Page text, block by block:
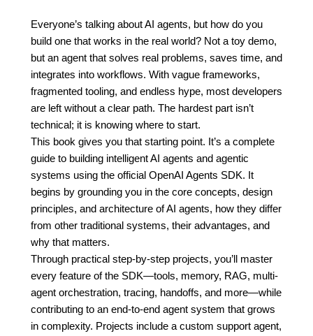
Everyone’s talking about AI agents, but how do you
build one that works in the real world? Not a toy demo,
but an agent that solves real problems, saves time, and
integrates into workflows. With vague frameworks,
fragmented tooling, and endless hype, most developers
are left without a clear path. The hardest part isn’t
technical; it is knowing where to start.
This book gives you that starting point. It’s a complete
guide to building intelligent AI agents and agentic
systems using the official OpenAI Agents SDK. It
begins by grounding you in the core concepts, design
principles, and architecture of AI agents, how they differ
from other traditional systems, their advantages, and
why that matters.
Through practical step-by-step projects, you’ll master
every feature of the SDK—tools, memory, RAG, multi-
agent orchestration, tracing, handoffs, and more—while
contributing to an end-to-end agent system that grows
in complexity. Projects include a custom support agent,